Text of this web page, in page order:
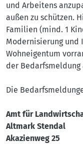
und Arbeitens
außen zu schützen.
Familien (mind. 1
Modernisierung und
Wohneigentum
der Bedarfsmeldung
Die
Amt für
Altmark Stendal
Akazienweg 25